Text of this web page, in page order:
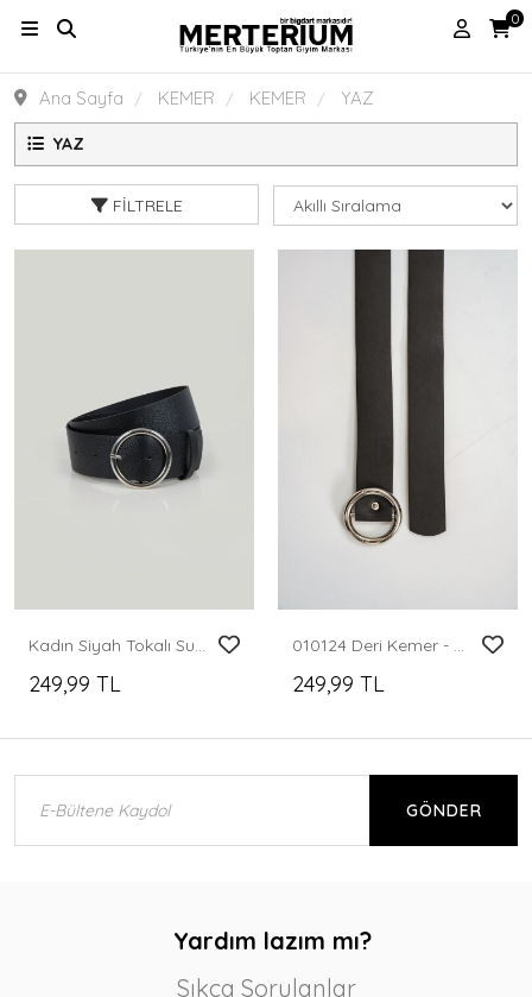
0
Ana Sayfa KEMER KEMER YAZ
YAZ
FILTRELE
249,99 TL 249,99 TL
GÖNDER
Yardım lazım mı?
Sıkça Sorulanlar